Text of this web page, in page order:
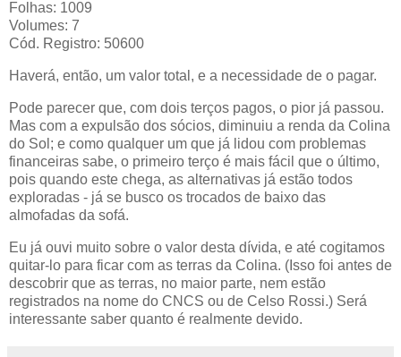
Folhas: 1009
Volumes: 7
Cód. Registro: 50600
Haverá, então, um valor total, e a necessidade de o pagar.
Pode parecer que, com dois terços pagos, o pior já passou.
Mas com a expulsão dos sócios, diminuiu a renda da Colina
do Sol; e como qualquer um que já lidou com problemas
financeiras sabe, o primeiro terço é mais fácil que o último,
pois quando este chega, as alternativas já estão todos
exploradas - já se busco os trocados de baixo das
almofadas da sofá.
Eu já ouvi muito sobre o valor desta dívida, e até cogitamos
quitar-lo para ficar com as terras da Colina. (Isso foi antes de
descobrir que as terras, no maior parte, nem estão
registrados na nome do CNCS ou de Celso Rossi.) Será
interessante saber quanto é realmente devido.